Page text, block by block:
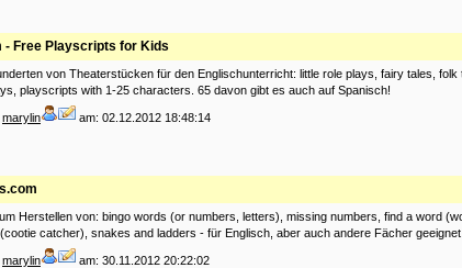
- Free Playscripts for Kids
von Theaterstücken für den Englischunterricht: little role plays, fairy tales, folk
playscripts with 1-25 characters. 65 davon gibt es auch auf Spanisch!
marylin
am: 02.12.2012 18:48:14
Herstellen von: bingo words (or numbers, letters), missing numbers, find a word
catcher), snakes and ladders - für Englisch, aber auch andere Fächer geeignet.
marylin
am: 30.11.2012 20:22:02